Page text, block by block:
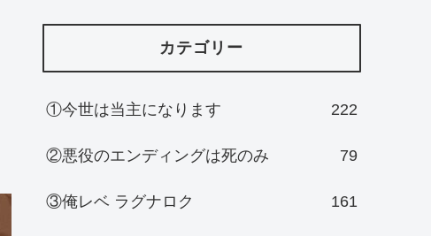
カテゴリー
①今世は当主になります 222
②悪役のエンディングは死のみ 79
③俺レベ ラグナロク 161